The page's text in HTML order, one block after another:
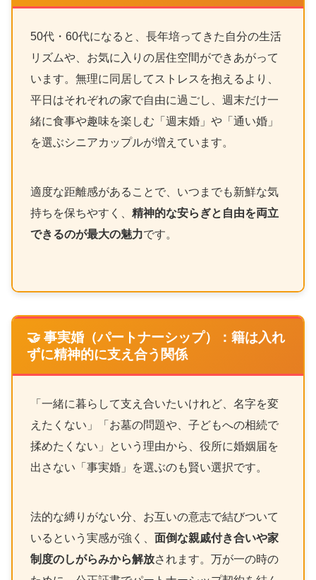
50代・60代になると、長年培ってきた自分の生活
リズムや、お気に入りの居住空間ができあがって
います。無理に同居してストレスを抱えるより、
平日はそれぞれの家で自由に過ごし、週末だけ一
緒に食事や趣味を楽しむ「週末婚」や「通い婚」
を選ぶシニアカップルが増えています。
適度な距離感があることで、いつまでも新鮮な気
持ちを保ちやすく、 精神的な安らぎと自由を両立
できるのが最大の魅力です。
🤝 事実婚（パートナーシップ）：籍は入れ
ずに精神的に支え合う関係
「一緒に暮らして支え合いたいけれど、名字を変
えたくない」「お墓の問題や、子どもへの相続で
揉めたくない」という理由から、役所に婚姻届を
出さない「事実婚」を選ぶのも賢い選択です。
法的な縛りがない分、お互いの意志で結びついて
いるという実感が強く、 面倒な親戚付き合いや家
制度のしがらみから解放されます。万が一の時の